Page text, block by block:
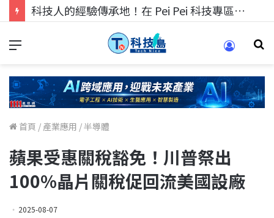
科技人找工作，就到TECH+ 科技專區!
首頁 / 產業應用 /半導體
蘋果受惠關稅豁免！川普祭出
100%晶片關稅促回流美國設廠
2025-08-07